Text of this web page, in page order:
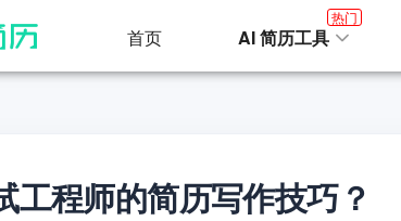
首页 AI 简历工具
热门
工程师的简历写作技巧？